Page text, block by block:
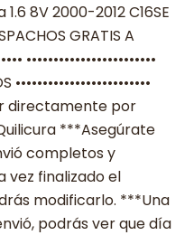
8V 2000-2012 C16SE
GRATIS A
••••••••••••••••••••••••
directamente por
***Asegúrate
completos y
vez finalizado el
modificarlo. ***Una
podrás ver que día